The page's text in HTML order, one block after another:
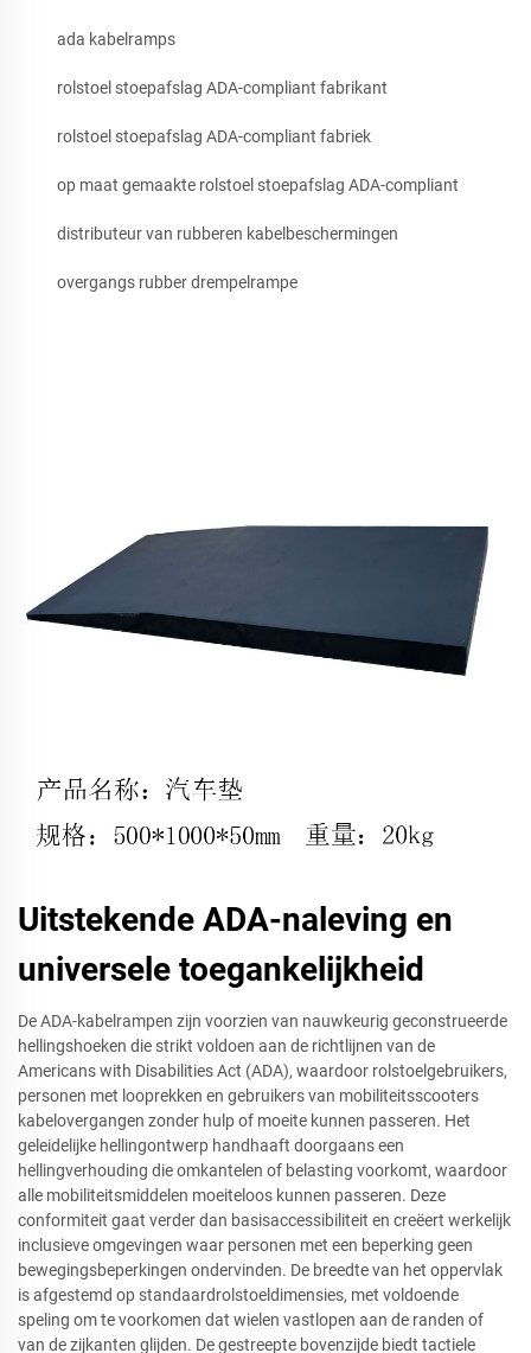
ada kabelramps
rolstoel stoepafslag ADA-compliant fabrikant
rolstoel stoepafslag ADA-compliant fabriek
op maat gemaakte rolstoel stoepafslag ADA-compliant
distributeur van rubberen kabelbeschermingen
overgangs rubber drempelrampe
Uitstekende ADA-naleving en
universele toegankelijkheid
De ADA-kabelrampen zijn voorzien van nauwkeurig geconstrueerde
hellingshoeken die strikt voldoen aan de richtlijnen van de
Americans with Disabilities Act (ADA), waardoor rolstoelgebruikers,
personen met looprekken en gebruikers van mobiliteitsscooters
kabelovergangen zonder hulp of moeite kunnen passeren. Het
geleidelijke hellingontwerp handhaaft doorgaans een
hellingverhouding die omkantelen of belasting voorkomt, waardoor
alle mobiliteitsmiddelen moeiteloos kunnen passeren. Deze
conformiteit gaat verder dan basisaccessibiliteit en creëert werkelijk
inclusieve omgevingen waar personen met een beperking geen
bewegingsbeperkingen ondervinden. De breedte van het oppervlak
is afgestemd op standaardrolstoeldimensies, met voldoende
speling om te voorkomen dat wielen vastlopen aan de randen of
van de zijkanten glijden. De gestreepte bovenzijde biedt tactiele